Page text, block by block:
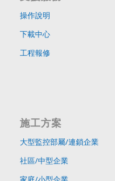
操作說明
下載中心
工程報修
施工方案
大型監控部屬/連鎖企業
社區/中型企業